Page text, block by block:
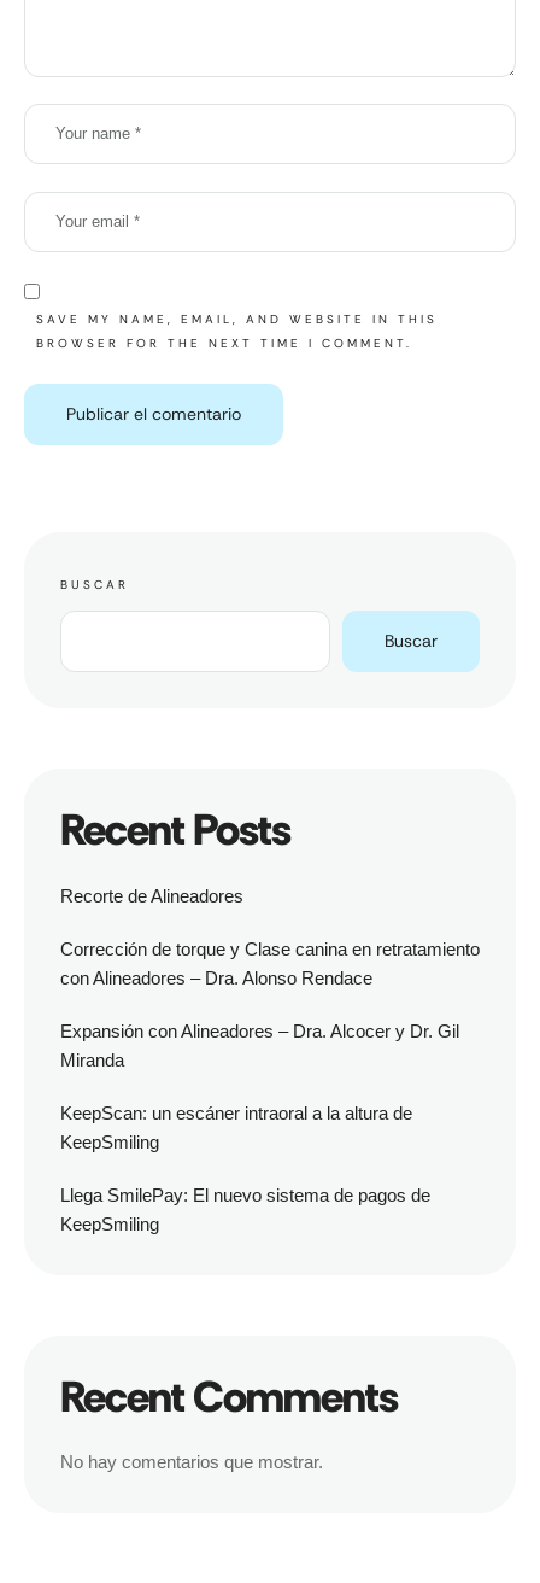
SAVE MY NAME, EMAIL, AND WEBSITE IN THIS
BROWSER FOR THE NEXT TIME I COMMENT.
BUSCAR
Buscar
Recent Posts
Recorte de Alineadores
Corrección de torque y Clase canina en retratamiento
con Alineadores – Dra. Alonso Rendace
Expansión con Alineadores – Dra. Alcocer y Dr. Gil
Miranda
KeepScan: un escáner intraoral a la altura de
KeepSmiling
Llega SmilePay: El nuevo sistema de pagos de
KeepSmiling
Recent Comments
No hay comentarios que mostrar.